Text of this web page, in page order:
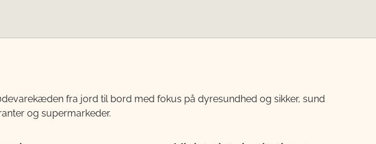
fra jord til bord med fokus på dyresundhed og sikker, sund
og supermarkeder.